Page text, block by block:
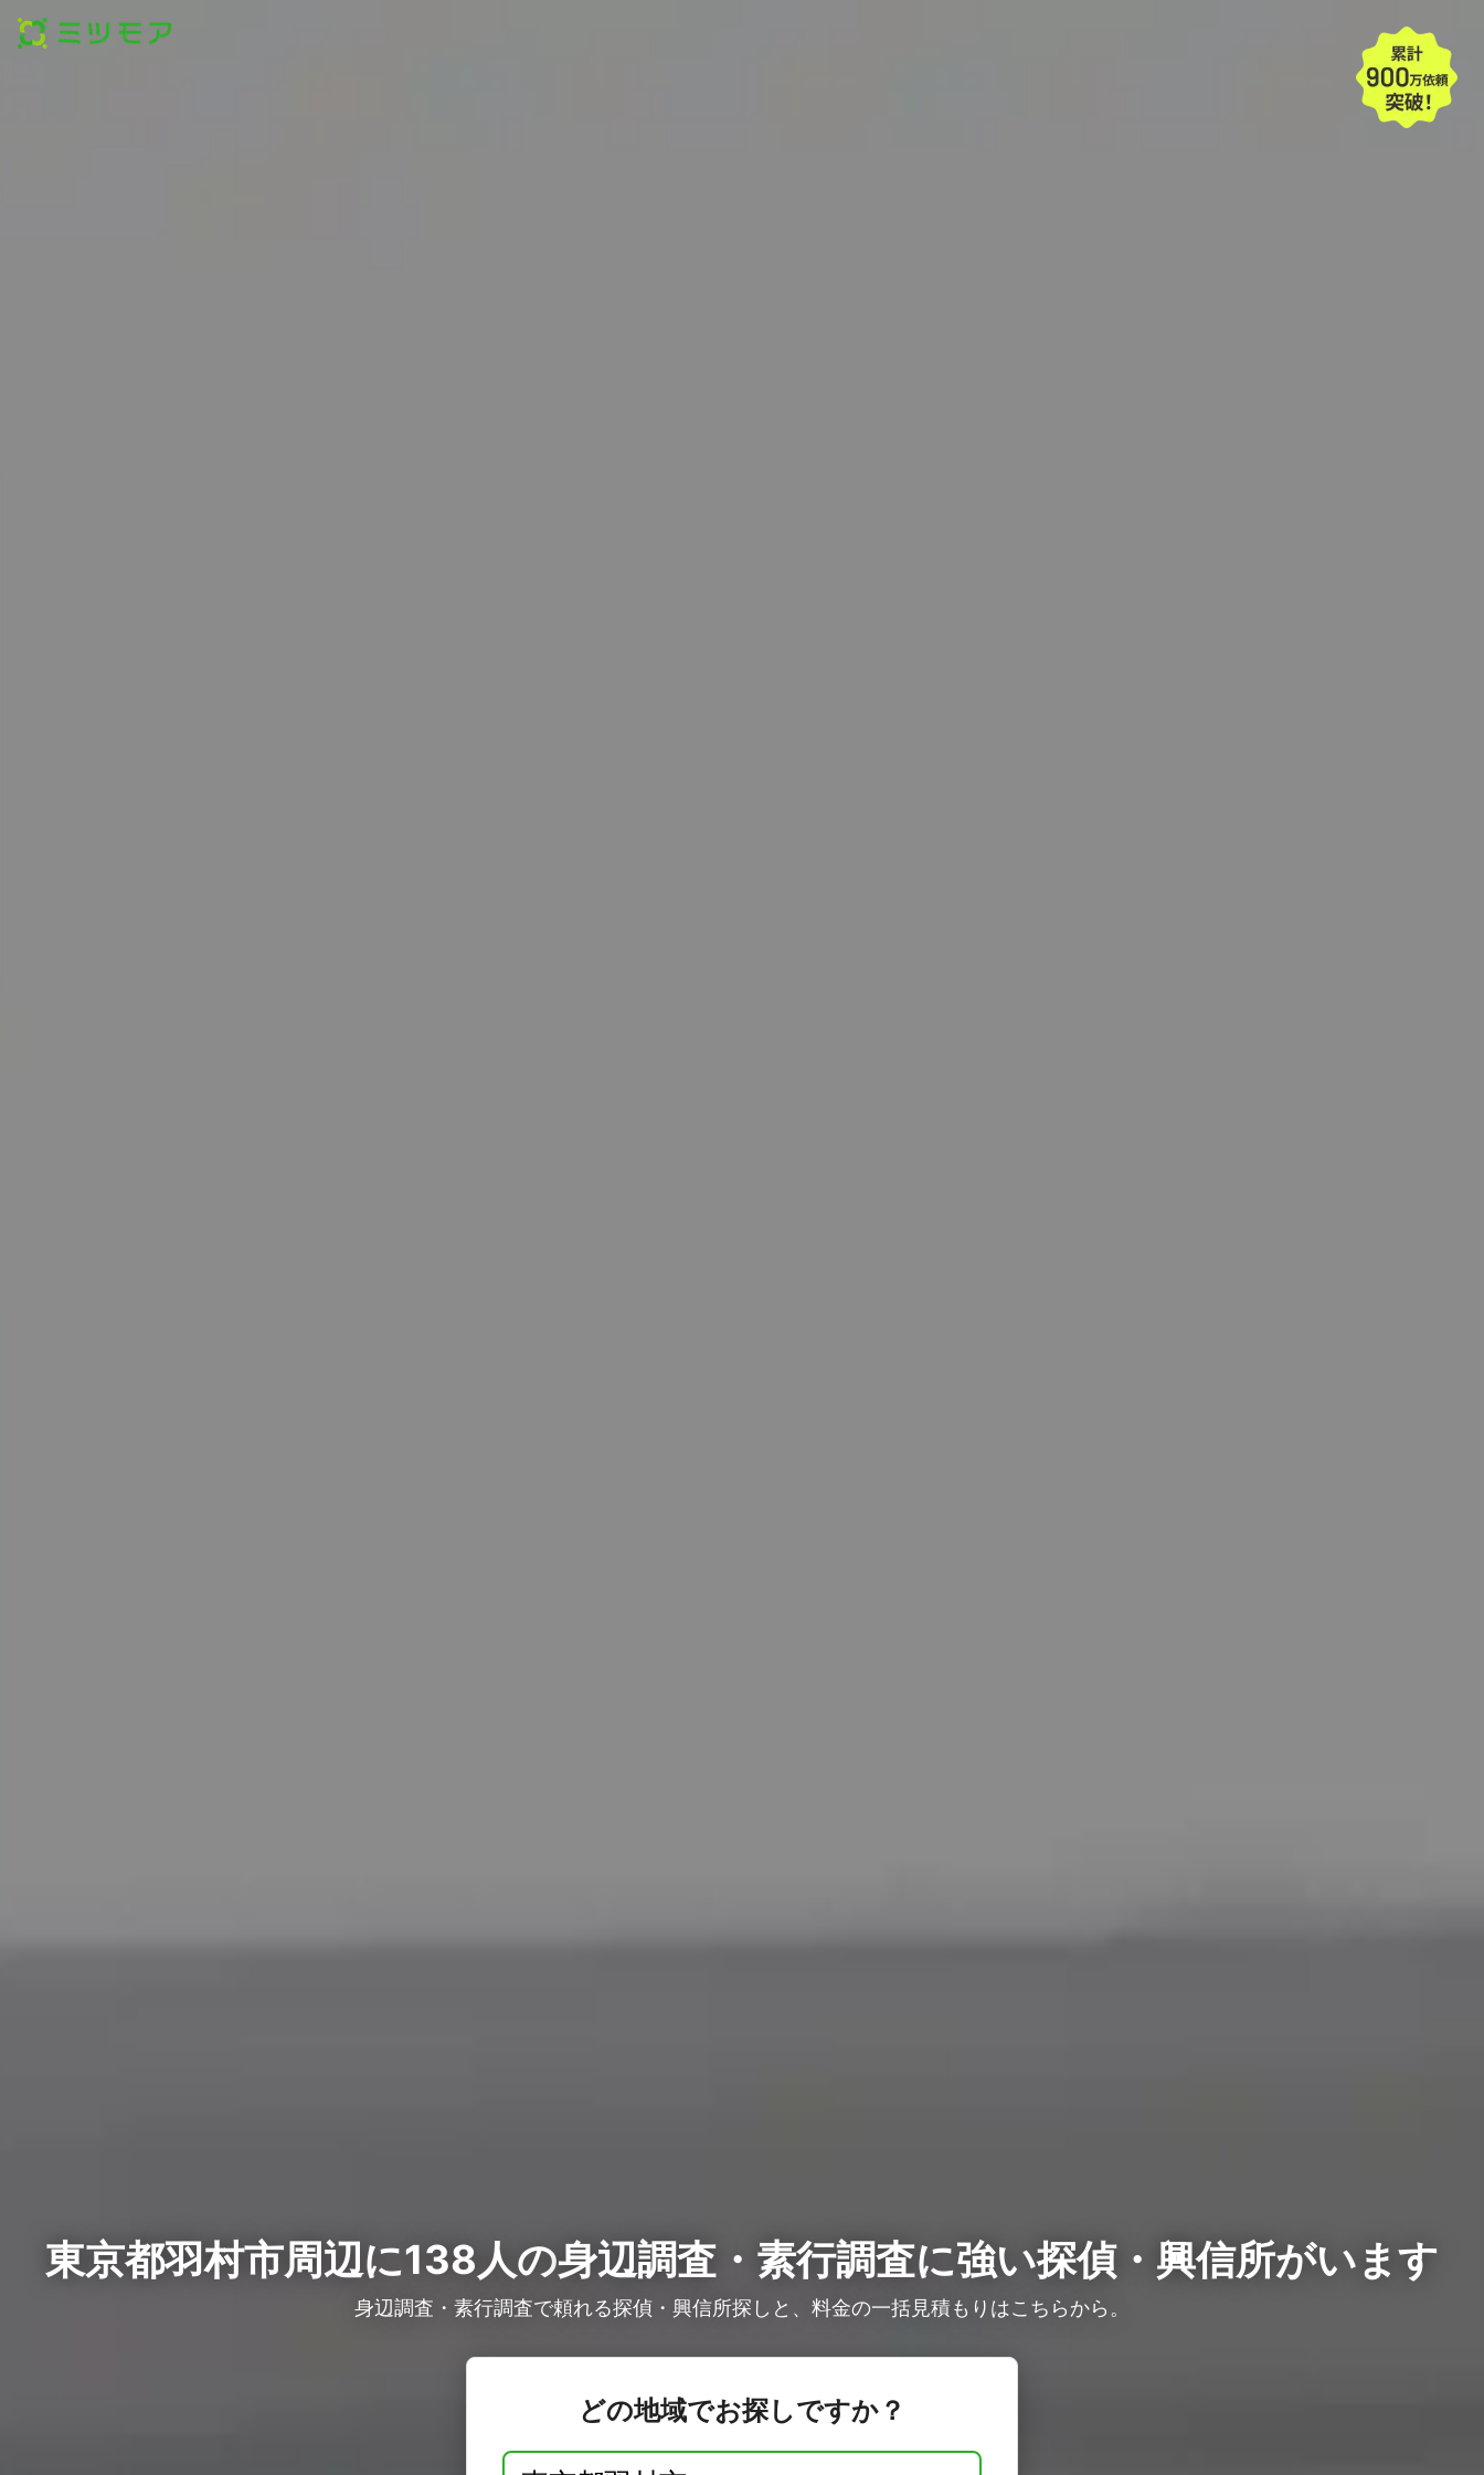
東京都羽村市周辺に138人の身辺調査・素行調査に強い探偵・興信所がいます
身辺調査・素行調査で頼れる探偵・興信所探しと、料金の一括見積もりはこちらから。
どの地域でお探しですか？